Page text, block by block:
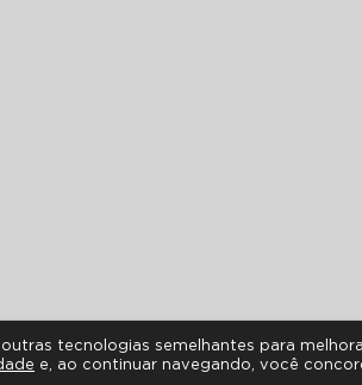
outras tecnologias semelhantes para
e, ao continuar navegando, você